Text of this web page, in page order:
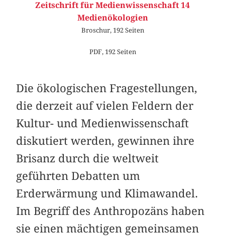
Zeitschrift für Medienwissenschaft 14
Medienökologien
Broschur, 192 Seiten
PDF, 192 Seiten
Die ökologischen Fragestellungen,
die derzeit auf vielen Feldern der
Kultur- und Medienwissenschaft
diskutiert werden, gewinnen ihre
Brisanz durch die weltweit
geführten Debatten um
Erderwärmung und Klimawandel.
Im Begriff des Anthropozäns haben
sie einen mächtigen gemeinsamen